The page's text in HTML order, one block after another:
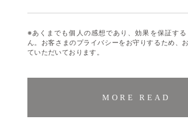
※あくまでも個人の感想であり、効果を保証す
ん。お客さまのプライバシーをお守りするため、
ていただいております。
MORE READ